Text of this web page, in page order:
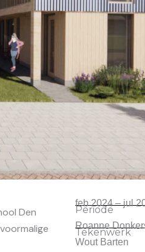
Den
Periode
feb 2024 – jul
Tekenwerk
Roanne
Wout Barten